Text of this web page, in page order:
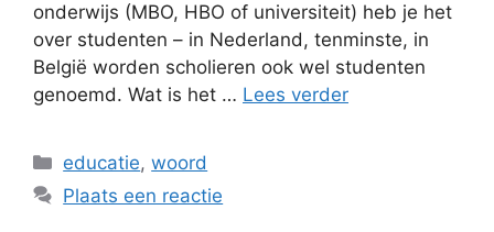
onderwijs (MBO, HBO of universiteit) heb je het
over studenten – in Nederland, tenminste, in
België worden scholieren ook wel studenten
genoemd. Wat is het … Lees verder
Categorieën
educatie,woord
Plaats een reactie